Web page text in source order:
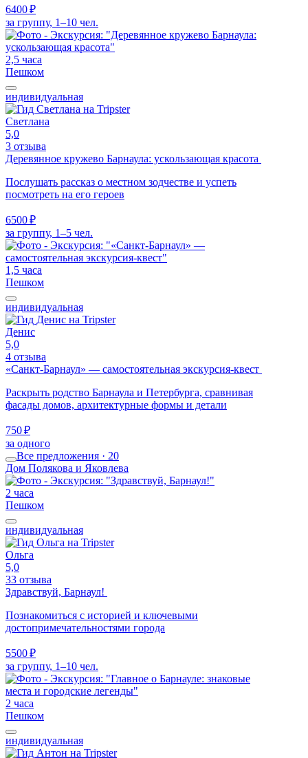
6400 ₽
за группу, 1–10 чел.
2,5 часа
Пешком
индивидуальная
Светлана
5,0
3 отзыва
Деревянное кружево Барнаула: ускользающая красота
Послушать рассказ о местном зодчестве и успеть
посмотреть на его героев
6500 ₽
за группу, 1–5 чел.
1,5 часа
Пешком
индивидуальная
Денис
5,0
4 отзыва
«Санкт-Барнаул» — самостоятельная экскурсия-квест
Раскрыть родство Барнаула и Петербурга, сравнивая
фасады домов, архитектурные формы и детали
750 ₽
за одного
Все предложения · 20
Дом Полякова и Яковлева
2 часа
Пешком
индивидуальная
Ольга
5,0
33 отзыва
Здравствуй, Барнаул!
Познакомиться с историей и ключевыми
достопримечательностями города
5500 ₽
за группу, 1–10 чел.
2 часа
Пешком
индивидуальная